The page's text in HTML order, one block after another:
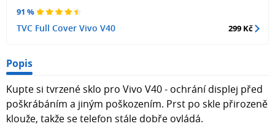
91 %
TVC Full Cover Vivo V40 299 Kč
Popis
Kupte si tvrzené sklo pro Vivo V40 - ochrání displej před
poškrábáním a jiným poškozením. Prst po skle přirozeně
klouže, takže se telefon stále dobře ovládá.